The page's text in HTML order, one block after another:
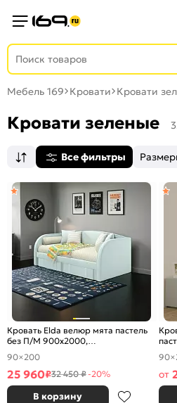
Мебель 169 Кровати Кровати
Кровати зеленые
Все фильтры
Кровать Elda велюр мята пастель
без П/М 900x2000,
ортопедическое основание,
изголовье мягкое
90×200
25 960₽32 450 ₽-20%
В корзину
от